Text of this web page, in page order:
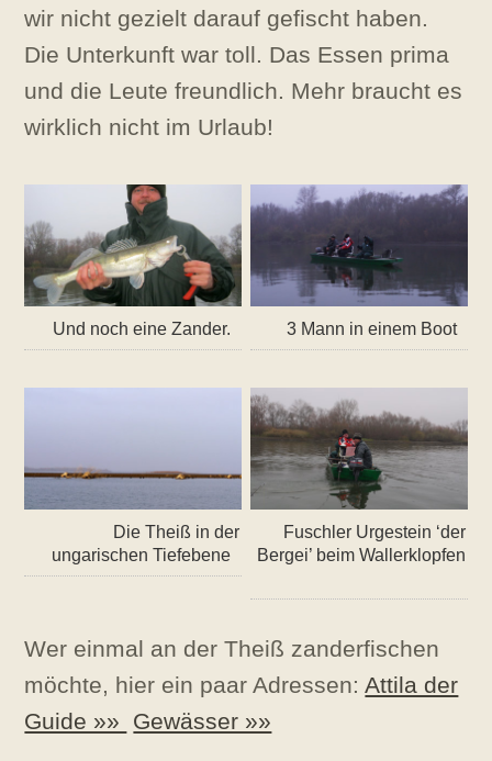
wir nicht gezielt darauf gefischt haben.
Die Unterkunft war toll. Das Essen prima
und die Leute freundlich. Mehr braucht es
wirklich nicht im Urlaub!
Und noch eine Zander. 3 Mann in einem Boot
Die Theiß in der
ungarischen Tiefebene
Fuschler Urgestein ‘der
Bergei’ beim Wallerklopfen
Wer einmal an der Theiß zanderfischen
möchte, hier ein paar Adressen:Attila der
Guide »»
Gewässer »»